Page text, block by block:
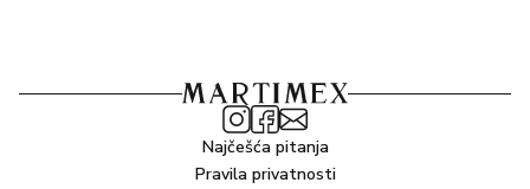
Najčešća pitanja
Pravila privatnosti